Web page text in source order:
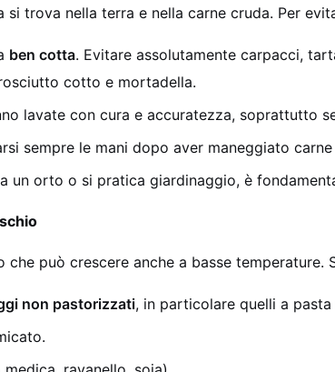
si trova nella terra e nella carne cruda. Per
ben cotta. Evitare assolutamente carpacci,
cotto e mortadella.
lavate con cura e accuratezza, soprattutto
sempre le mani dopo aver maneggiato
un orto o si pratica giardinaggio, è
che può crescere anche a basse temperature.
non pastorizzati, in particolare quelli a